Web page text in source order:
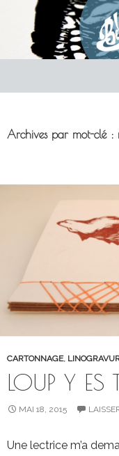
Archives par mot-clé :
CARTONNAGE,
LOUP Y ES
MAI 18, 2015
Une lectrice m’a